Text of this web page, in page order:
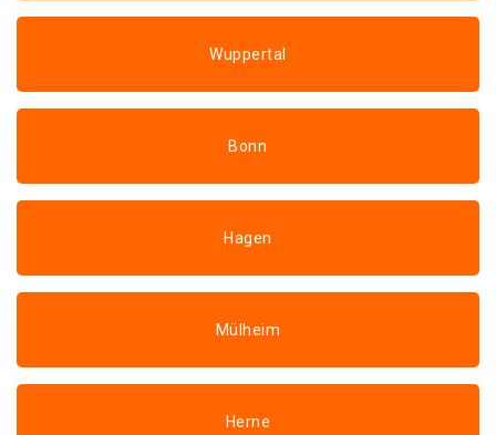
Wuppertal
Bonn
Hagen
Mülheim
Herne